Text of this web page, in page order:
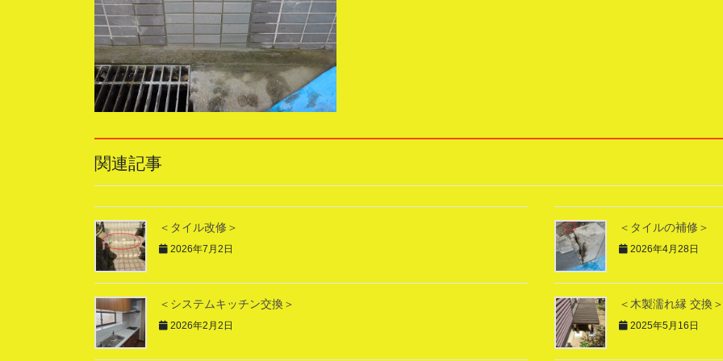
関連記事
＜タイル改修＞
2026年7月2日
＜タイルの補修＞
2026年4月28日
＜システムキッチン交換＞
2026年2月2日
＜木製濡れ縁 交換
2025年5月16日